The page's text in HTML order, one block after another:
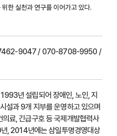
한 실천과 연구를 이어가고 있다.
9047 / 070-8708-9950 /
년 설립되어 장애인, 노인, 지
설과 9개 지부를 운영하고 있으며
료, 긴급구호 등 국제개발협력사
, 2014년에는 삼일투명경영대상